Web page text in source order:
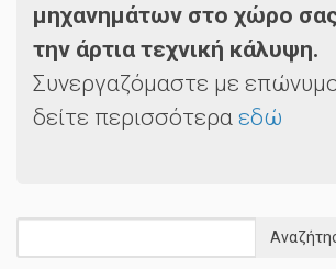
μηχανημάτων στο χώρο
την άρτια τεχνική κάλυψη.
Συνεργαζόμαστε με
δείτε περισσότερα εδώ